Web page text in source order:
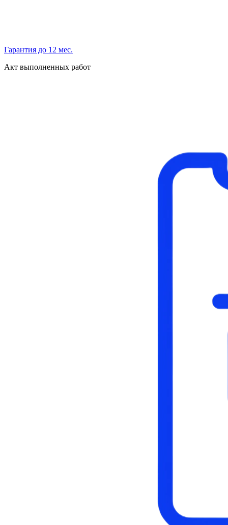
Гарантия до 12 мес.
Акт выполненных работ